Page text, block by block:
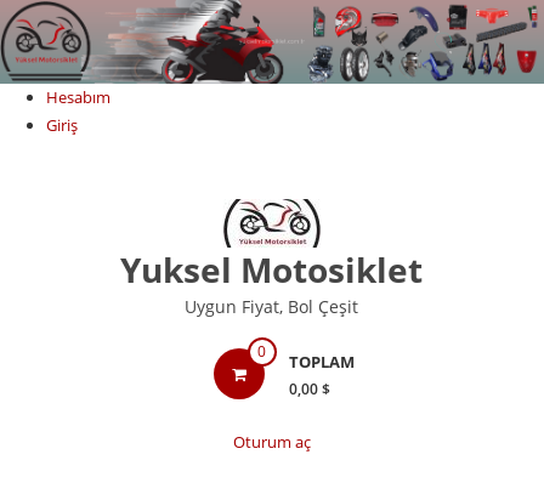
Skip
to
content
Hesabım
Giriş
Yuksel Motosiklet
Uygun Fiyat, Bol Çeşit
0 TOPLAM
0,00 $
Oturum aç